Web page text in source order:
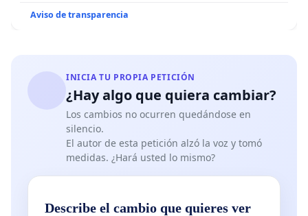
👇Aquí podéis ver sus planes en esquema, ¿Nos
Aviso de transparencia
INICIA TU PROPIA PETICIÓN
¿Hay algo que quiera cambiar?
Los cambios no ocurren quedándose en
silencio.
El autor de esta petición alzó la voz y tomó
medidas. ¿Hará usted lo mismo?
Describe el cambio que quieres ver